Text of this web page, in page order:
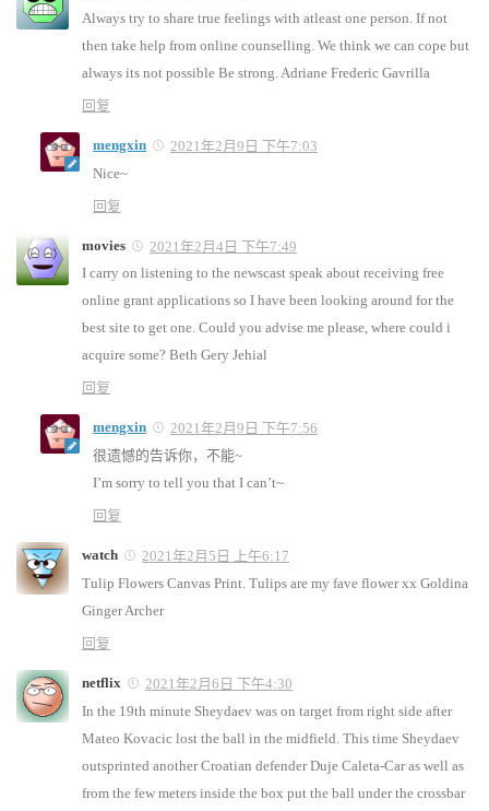
Always try to share true feelings with atleast one person. If not
then take help from online counselling. We think we can cope but
always its not possible Be strong. Adriane Frederic Gavrilla
回复
mengxin
2021年2月9日 下午7:03
Nice~
回复
movies
2021年2月4日 下午7:49
I carry on listening to the newscast speak about receiving free
online grant applications so I have been looking around for the
best site to get one. Could you advise me please, where could i
acquire some? Beth Gery Jehial
回复
mengxin
2021年2月9日 下午7:56
很遗憾的告诉你，不能~
I’m sorry to tell you that I can’t~
回复
watch
2021年2月5日 上午6:17
Tulip Flowers Canvas Print. Tulips are my fave flower xx Goldina
Ginger Archer
回复
netflix
2021年2月6日 下午4:30
In the 19th minute Sheydaev was on target from right side after
Mateo Kovacic lost the ball in the midfield. This time Sheydaev
outsprinted another Croatian defender Duje Caleta-Car as well as
from the few meters inside the box put the ball under the crossbar